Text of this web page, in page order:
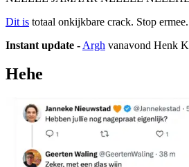
Dit is totaal onkijkbare crack. Stop ermee.
Instant update - Argh vanavond Henk
Hehe